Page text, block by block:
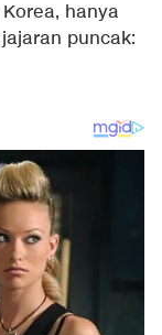
hanya
puncak: